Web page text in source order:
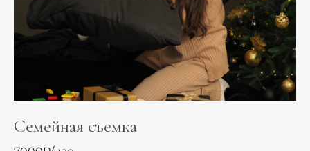
Семейная съемка